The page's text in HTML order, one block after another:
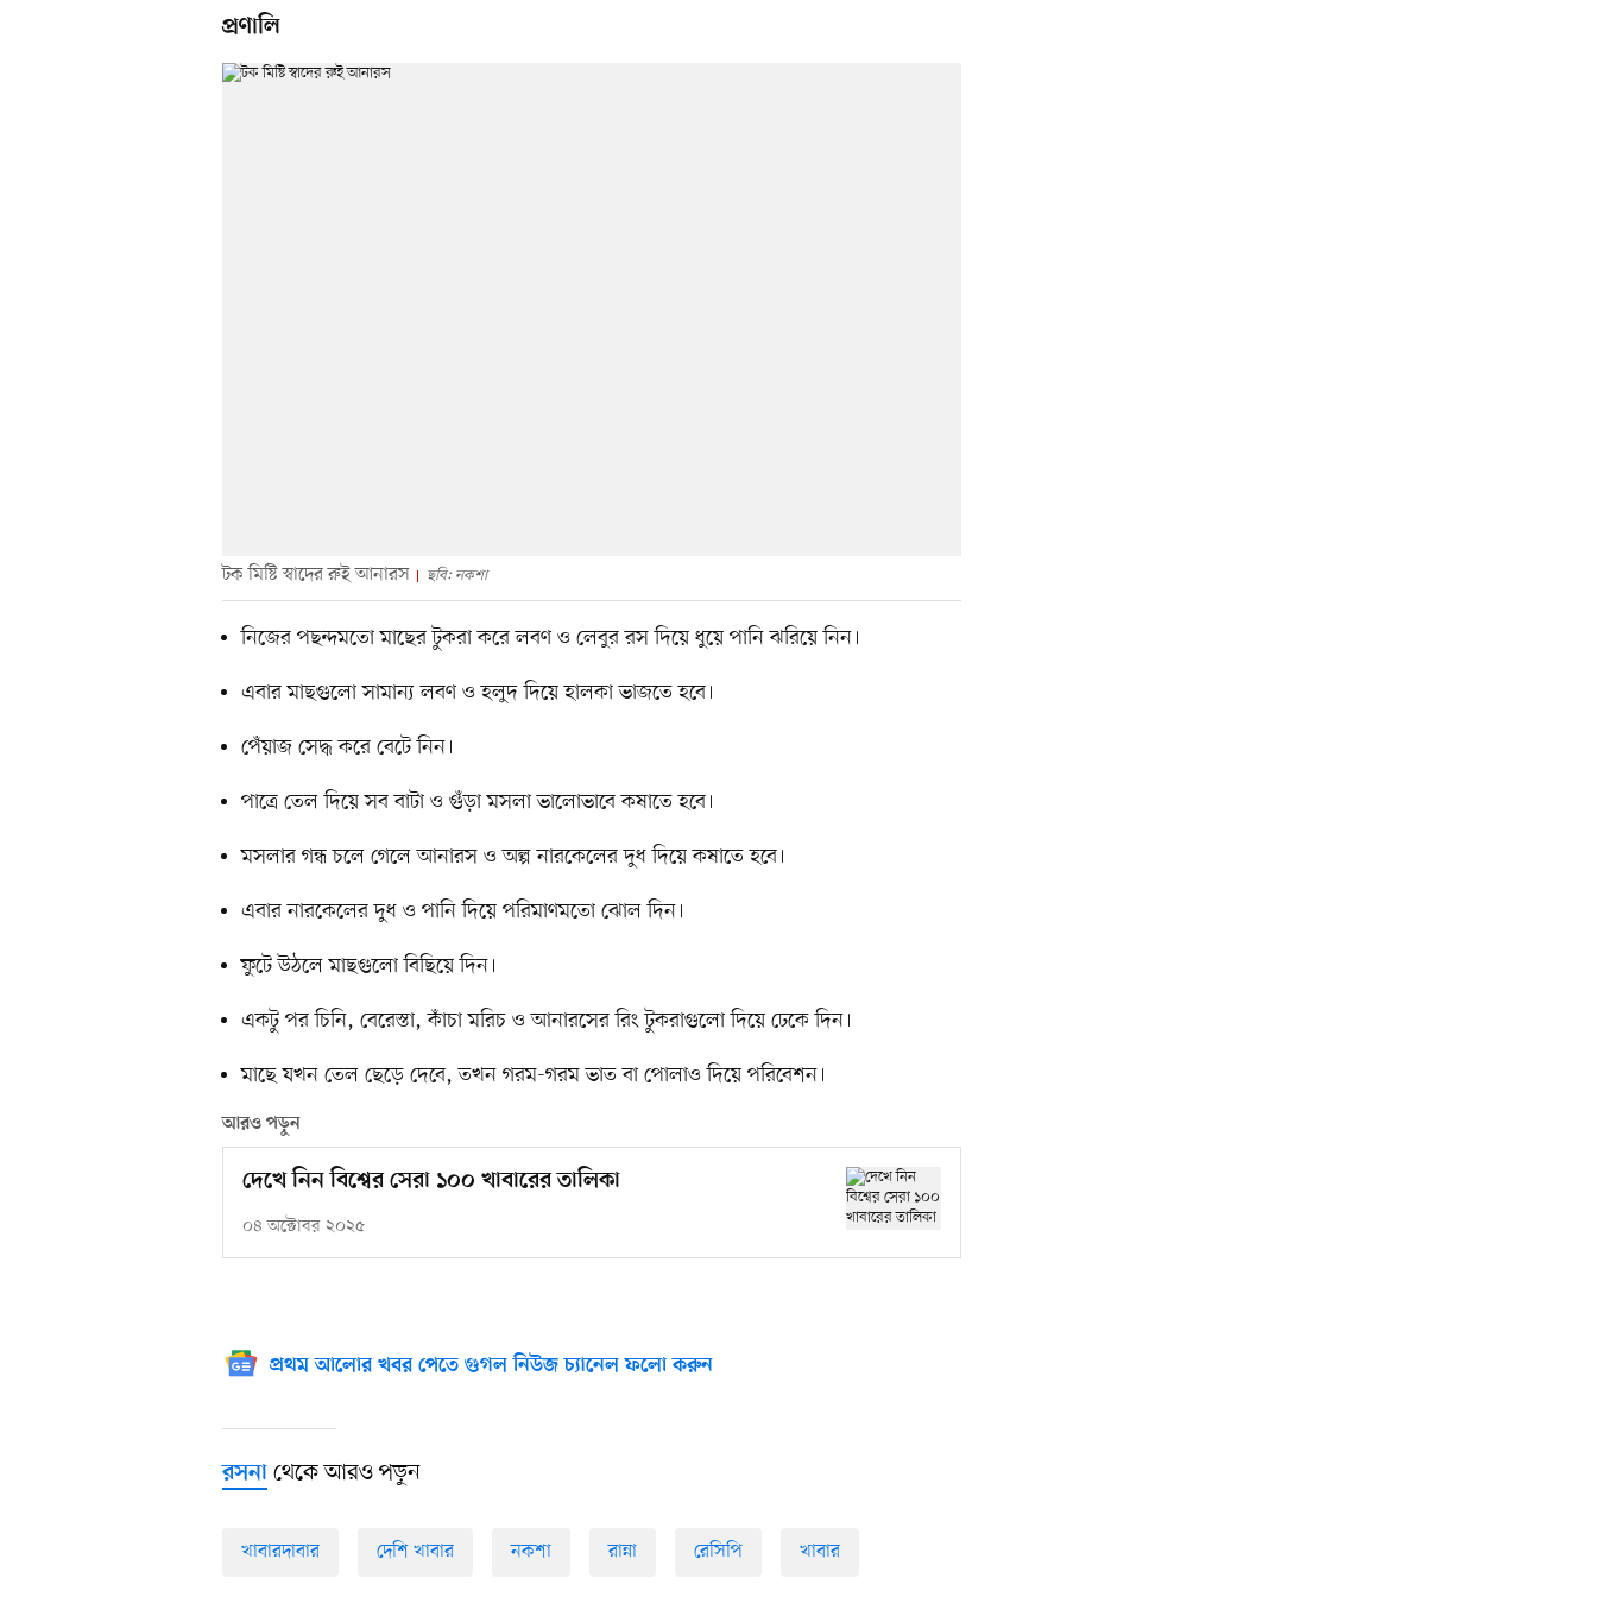
প্রণালি
টক মিষ্টি স্বাদের রুই আনারস ছবি: নকশা
নিজের পছন্দমতো মাছের টুকরা করে লবণ ও লেবুর রস দিয়ে ধুয়ে পানি ঝরিয়ে নিন।
এবার মাছগুলো সামান্য লবণ ও হলুদ দিয়ে হালকা ভাজতে হবে।
পেঁয়াজ সেদ্ধ করে বেটে নিন।
পাত্রে তেল দিয়ে সব বাটা ও গুঁড়া মসলা ভালোভাবে কষাতে হবে।
মসলার গন্ধ চলে গেলে আনারস ও অল্প নারকেলের দুধ দিয়ে কষাতে হবে।
এবার নারকেলের দুধ ও পানি দিয়ে পরিমাণমতো ঝোল দিন।
ফুটে উঠলে মাছগুলো বিছিয়ে দিন।
একটু পর চিনি, বেরেস্তা, কাঁচা মরিচ ও আনারসের রিং টুকরাগুলো দিয়ে ঢেকে দিন।
মাছে যখন তেল ছেড়ে দেবে, তখন গরম-গরম ভাত বা পোলাও দিয়ে পরিবেশন।
আরও পড়ুন
দেখে নিন বিশ্বের সেরা ১০০ খাবারের তালিকা
০৪ অক্টোবর ২০২৫
প্রথম আলোর খবর পেতে গুগল নিউজ চ্যানেল ফলো করুন
রসনা থেকে আরও পড়ুন
খাবারদাবার দেশি খাবার নকশা রান্না রেসিপি খাবার